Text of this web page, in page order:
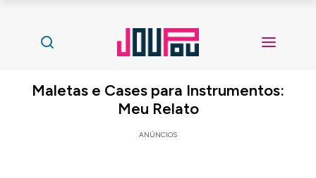
Maletas e Cases para Instrumentos:
Meu Relato
ANÚNCIOS